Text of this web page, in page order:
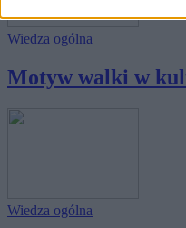
Wiedza ogólna
Motyw walki w
Wiedza ogólna